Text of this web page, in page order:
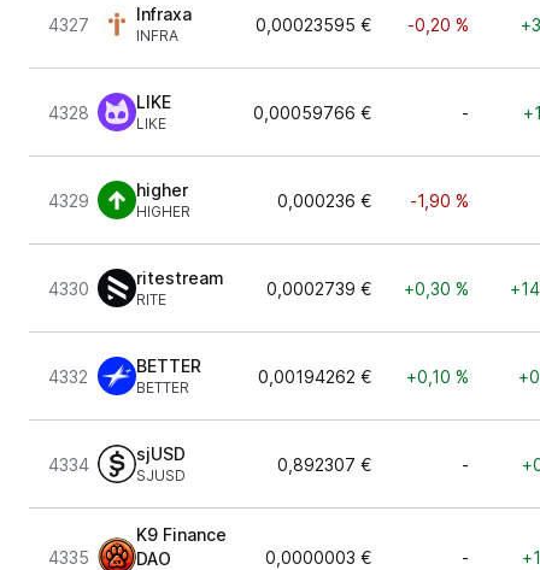
4327
Infraxa
INFRA
0,00023595 € -0,20 %
4328
LIKE
LIKE
0,00059766 € -
4329
higher
HIGHER
0,000236 € -1,90 %
4330
ritestream
RITE
0,0002739 € +0,30 %
4332
BETTER
BETTER
0,00194262 € +0,10 %
4334
sjUSD
SJUSD
0,892307 € -
4335
K9 Finance
DAO
0,0000003 € -